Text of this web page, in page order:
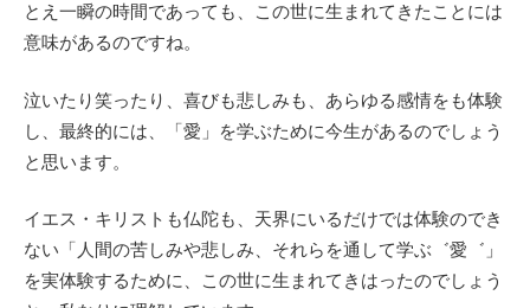
とえ一瞬の時間であっても、この世に生まれてきたことには
意味があるのですね。
泣いたり笑ったり、喜びも悲しみも、あらゆる感情をも体験
し、最終的には、「愛」を学ぶために今生があるのでしょう
と思います。
イエス・キリストも仏陀も、天界にいるだけでは体験のでき
ない「人間の苦しみや悲しみ、それらを通して学ぶ゛愛゛」
を実体験するために、この世に生まれてきはったのでしょう